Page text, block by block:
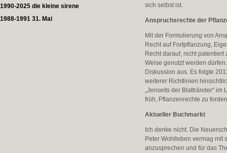
1990-2025 die kleine sirene
1988-1991 31. Mai
sich selbst ist.
Anspruchsrechte der
Mit der Formulierung von
Recht auf Fortpflanzung,
Recht darauf, nicht
Weise genutzt werden
Diskussion aus. Es folgte
weiterer Richtlinien
„Jenseits der Blattränder“
früh, Pflanzenrechte zu
Aktueller Buchmarkt
Ich denke nicht. Die
Peter Wohlleben vermag mit
anzusprechen und für das